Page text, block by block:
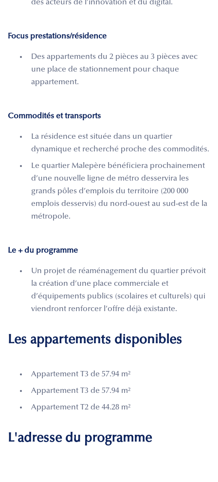
des acteurs de l’innovation et du digital.
Focus prestations/résidence
Des appartements du 2 pièces au 3 pièces avec
une place de stationnement pour chaque
appartement.
Commodités et transports
La résidence est située dans un quartier
dynamique et recherché proche des commodités.
Le quartier Malepère bénéficiera prochainement
d’une nouvelle ligne de métro desservira les
grands pôles d’emplois du territoire (200 000
emplois desservis) du nord-ouest au sud-est de la
métropole.
Le + du programme
Un projet de réaménagement du quartier prévoit
la création d’une place commerciale et
d’équipements publics (scolaires et culturels) qui
viendront renforcer l’offre déjà existante.
Les appartements disponibles
Appartement T3 de 57.94 m²
Appartement T3 de 57.94 m²
Appartement T2 de 44.28 m²
L'adresse du programme